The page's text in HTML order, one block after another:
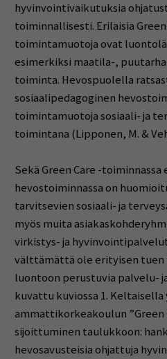
hyvinvointivaikutuksia
toiminnallisesti. Erilaisia
toimintamuotoja ovat
esimerkiksi maatila-,
toiminta. Hevospuolella
sosiaalipedagoginen
toimintamuotoja sosiaali- ja
toimintana (Lipponen, M. &
Sekä Green Care -
hevostoiminnassa on
tarvitsevien sosiaali- ja
myös muita
virkistys- ja
välttämättä ole erityisen tuen
luontoon perustuvia palvelu-
kuvattu kuviossa 1.
ammattikorkeakoulun ”Green
sijoittuminen taulukkoon:
hevosavusteisia ohjattuja